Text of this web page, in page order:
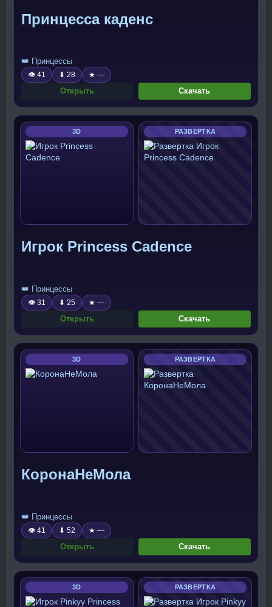
Принцесса каденс
👑 Принцессы
👁 41 ⬇ 28 ★ —
Открыть Скачать
3D РАЗВЕРТКА
Игрок Princess Cadence
👑 Принцессы
👁 31 ⬇ 25 ★ —
Открыть Скачать
3D РАЗВЕРТКА
КоронаНеМола
👑 Принцессы
👁 41 ⬇ 52 ★ —
Открыть Скачать
3D РАЗВЕРТКА